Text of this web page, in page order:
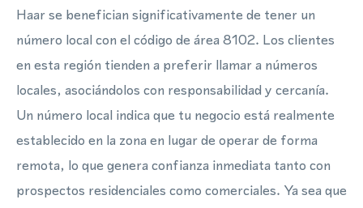
Haar se benefician significativamente de tener un
número local con el código de área 8102. Los clientes
en esta región tienden a preferir llamar a números
locales, asociándolos con responsabilidad y cercanía.
Un número local indica que tu negocio está realmente
establecido en la zona en lugar de operar de forma
remota, lo que genera confianza inmediata tanto con
prospectos residenciales como comerciales. Ya sea que